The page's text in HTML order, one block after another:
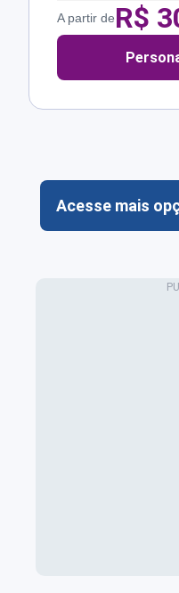
A partir deR$
Acesse mais